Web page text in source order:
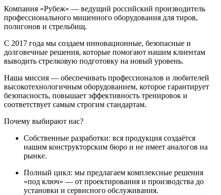
Компания «Рубеж» — ведущий российский производитель
профессионального мишенного оборудования для тиров,
полигонов и стрельбищ.
С 2017 года мы создаем инновационные, безопасные и
долговечные решения, которые помогают нашим клиентам
выводить стрелковую подготовку на новый уровень.
Наша миссия — обеспечивать профессионалов и любителей
высокотехнологичным оборудованием, которое гарантирует
безопасность, повышает эффективность тренировок и
соответствует самым строгим стандартам.
Почему выбирают нас?
Собственные разработки: вся продукция создаётся
нашим конструкторским бюро и не имеет аналогов на
рынке.
Полный цикл: мы предлагаем комплексные решения
«под ключ» — от проектирования и производства до
установки и сервисного обслуживания.